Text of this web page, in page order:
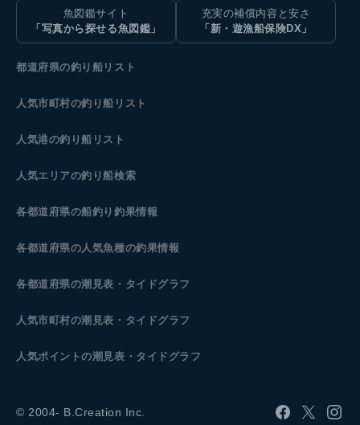
魚図鑑サイト
「写真から探せる魚図鑑」
充実の補償内容と安さ
「新・遊漁船保険DX」
都道府県の釣り船リスト
人気市町村の釣り船リスト
人気港の釣り船リスト
人気エリアの釣り船検索
各都道府県の船釣り釣果情報
各都道府県の人気魚種の釣果情報
各都道府県の潮見表 ・タイドグラフ
人気市町村の潮見表・タイドグラフ
人気ポイントの潮見表・タイドグラフ
© 2004- B.Creation Inc.